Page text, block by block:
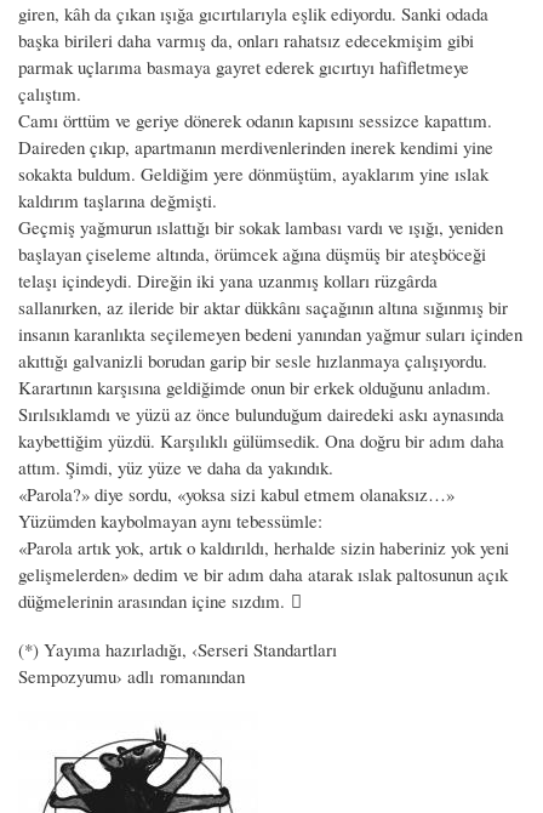
giren, kâh da çıkan ışığa gıcırtılarıyla eşlik ediyordu. Sanki odada
başka birileri daha varmış da, onları rahatsız edecekmişim gibi
parmak uçlarıma basmaya gayret ederek gıcırtıyı hafifletmeye
çalıştım.
Camı örttüm ve geriye dönerek odanın kapısını sessizce kapattım.
Daireden çıkıp, apartmanın merdivenlerinden inerek kendimi yine
sokakta buldum. Geldiğim yere dönmüştüm, ayaklarım yine ıslak
kaldırım taşlarına değmişti.
Geçmiş yağmurun ıslattığı bir sokak lambası vardı ve ışığı, yeniden
başlayan çiseleme altında, örümcek ağına düşmüş bir ateşböceği
telaşı içindeydi. Direğin iki yana uzanmış kolları rüzgârda
sallanırken, az ileride bir aktar dükkânı saçağının altına sığınmış bir
insanın karanlıkta seçilemeyen bedeni yanından yağmur suları içinden
akıttığı galvanizli borudan garip bir sesle hızlanmaya çalışıyordu.
Karartının karşısına geldiğimde onun bir erkek olduğunu anladım.
Sırılsıklamdı ve yüzü az önce bulunduğum dairedeki askı aynasında
kaybettiğim yüzdü. Karşılıklı gülümsedik. Ona doğru bir adım daha
attım. Şimdi, yüz yüze ve daha da yakındık.
«Parola?» diye sordu, «yoksa sizi kabul etmem olanaksız…»
Yüzümden kaybolmayan aynı tebessümle:
«Parola artık yok, artık o kaldırıldı, herhalde sizin haberiniz yok yeni
gelişmelerden» dedim ve bir adım daha atarak ıslak paltosunun açık
düğmelerinin arasından içine sızdım. 
(*) Yayıma hazırladığı, ‹Serseri Standartları
Sempozyumu› adlı romanından